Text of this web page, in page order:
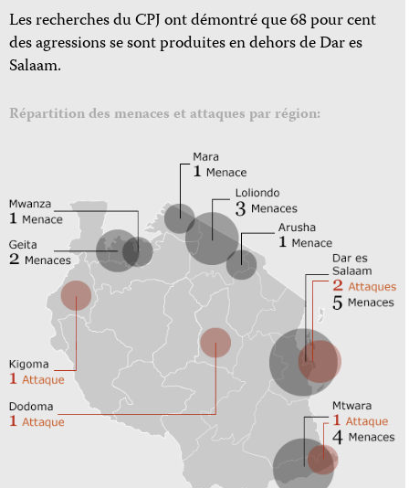
Les recherches du CPJ ont démontré que 68 pour cent
des agressions se sont produites en dehors de Dar es
Salaam.
Répartition des menaces et attaques par région: